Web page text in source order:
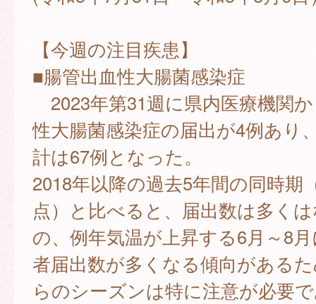
【今週の注目疾患】
■腸管出血性大腸菌感染症
2023年第31週に県内医療機関
性大腸菌感染症の届出が4例あり
計は67例となった。
2018年以降の過去5年間の同時期
点）と比べると、届出数は多く
の、例年気温が上昇する6月～8
者届出数が多くなる傾向がある
らのシーズンは特に注意が必要